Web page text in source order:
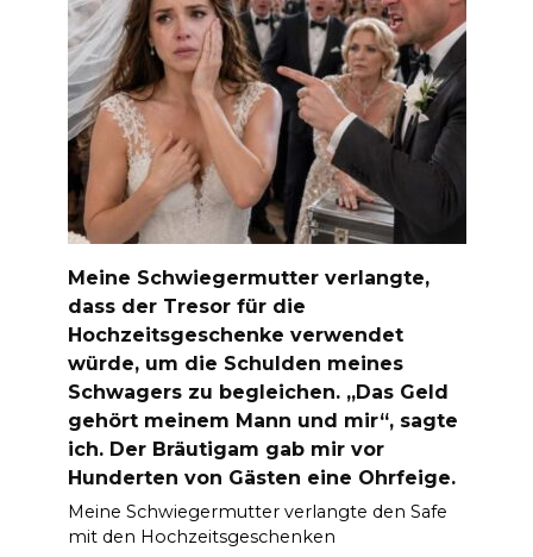
Meine Schwiegermutter verlangte,
dass der Tresor für die
Hochzeitsgeschenke verwendet
würde, um die Schulden meines
Schwagers zu begleichen. „Das Geld
gehört meinem Mann und mir“, sagte
ich. Der Bräutigam gab mir vor
Hunderten von Gästen eine Ohrfeige.
Meine Schwiegermutter verlangte den Safe
mit den Hochzeitsgeschenken